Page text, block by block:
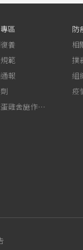
區
養
範
報
傳統蛋雞舍施作生石灰消毒
防
相
撲
組
疫